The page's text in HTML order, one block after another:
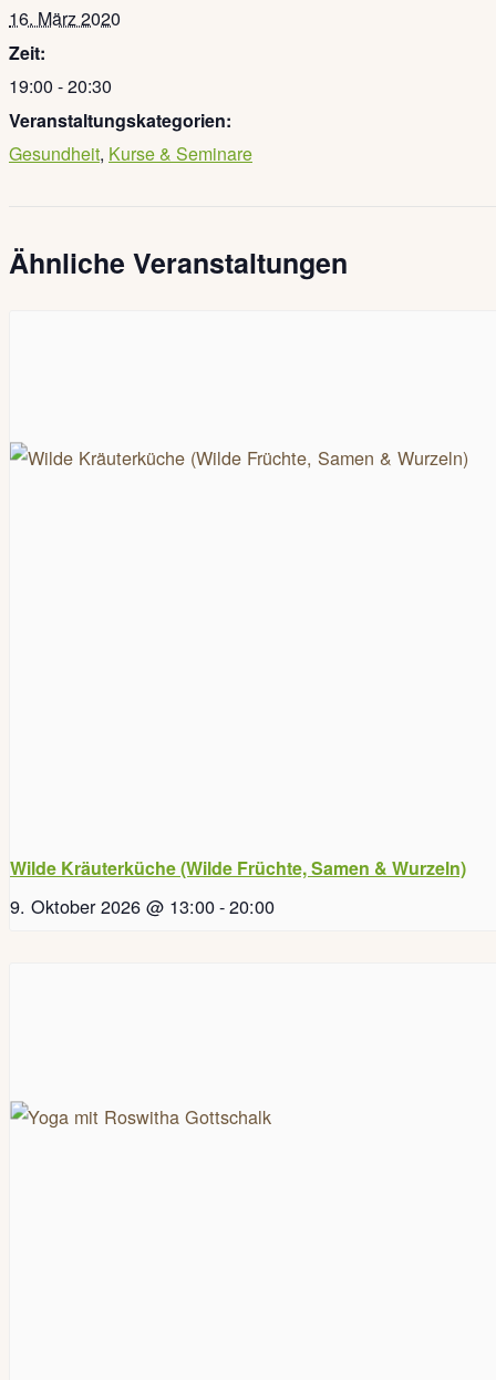
16. März 2020
Zeit:
19:00 - 20:30
Veranstaltungskategorien:
Gesundheit, Kurse & Seminare
Ähnliche Veranstaltungen
Wilde Kräuterküche (Wilde Früchte, Samen & Wurzeln)
9. Oktober 2026 @ 13:00-20:00